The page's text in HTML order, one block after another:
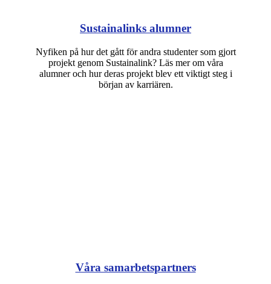
Sustainalinks alumner
Nyfiken på hur det gått för andra studenter som gjort
projekt genom Sustainalink? Läs mer om våra
alumner och hur deras projekt blev ett viktigt steg i
början av karriären.
Våra samarbetspartners